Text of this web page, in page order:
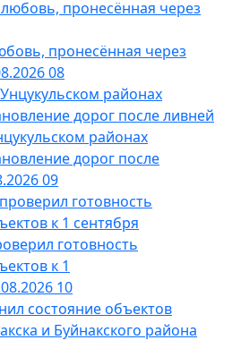
пронесённая через
08
районах
дорог после
09
готовность
к 1
10